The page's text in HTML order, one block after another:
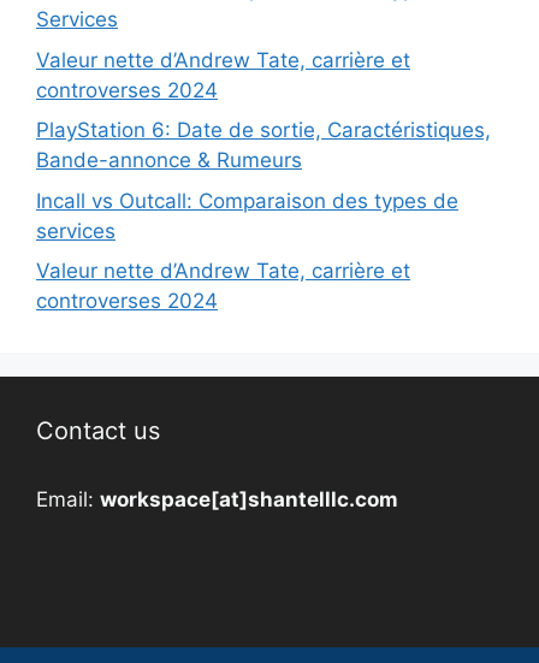
Services
Valeur nette d’Andrew Tate, carrière et
controverses 2024
PlayStation 6: Date de sortie, Caractéristiques,
Bande-annonce & Rumeurs
Incall vs Outcall: Comparaison des types de
services
Valeur nette d’Andrew Tate, carrière et
controverses 2024
Contact us
Email: workspace[at]shantelllc.com